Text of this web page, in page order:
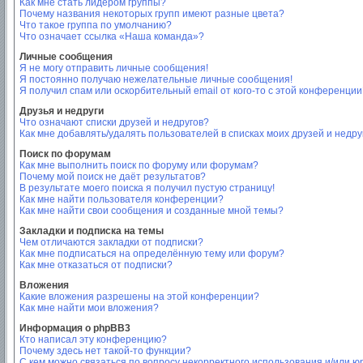
Как мне стать лидером группы?
Почему названия некоторых групп имеют разные цвета?
Что такое группа по умолчанию?
Что означает ссылка «Наша команда»?
Личные сообщения
Я не могу отправить личные сообщения!
Я постоянно получаю нежелательные личные сообщения!
Я получил спам или оскорбительный email от кого-то с этой
Друзья и недруги
Что означают списки друзей и недругов?
Как мне добавлять/удалять пользователей в списках моих друзей и
Поиск по форумам
Как мне выполнить поиск по форуму или форумам?
Почему мой поиск не даёт результатов?
В результате моего поиска я получил пустую страницу!
Как мне найти пользователя конференции?
Как мне найти свои сообщения и созданные мной темы?
Закладки и подписка на темы
Чем отличаются закладки от подписки?
Как мне подписаться на определённую тему или форум?
Как мне отказаться от подписки?
Вложения
Какие вложения разрешены на этой конференции?
Как мне найти мои вложения?
Информация о phpBB3
Кто написал эту конференцию?
Почему здесь нет такой-то функции?